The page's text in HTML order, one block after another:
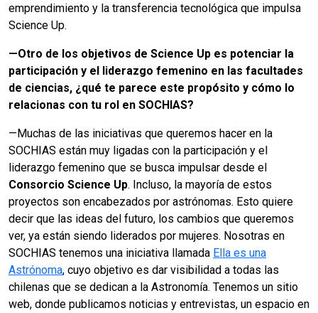
emprendimiento y la transferencia tecnológica que impulsa
Science Up.
—Otro de los objetivos de Science Up es potenciar la
participación y el liderazgo femenino en las facultades
de ciencias, ¿qué te parece este propósito y cómo lo
relacionas con tu rol en SOCHIAS?
—Muchas de las iniciativas que queremos hacer en la
SOCHIAS están muy ligadas con la participación y el
liderazgo femenino que se busca impulsar desde el
Consorcio Science Up. Incluso, la mayoría de estos
proyectos son encabezados por astrónomas. Esto quiere
decir que las ideas del futuro, los cambios que queremos
ver, ya están siendo liderados por mujeres. Nosotras en
SOCHIAS tenemos una iniciativa llamada Ella es una
Astrónoma, cuyo objetivo es dar visibilidad a todas las
chilenas que se dedican a la Astronomía. Tenemos un sitio
web, donde publicamos noticias y entrevistas, un espacio en